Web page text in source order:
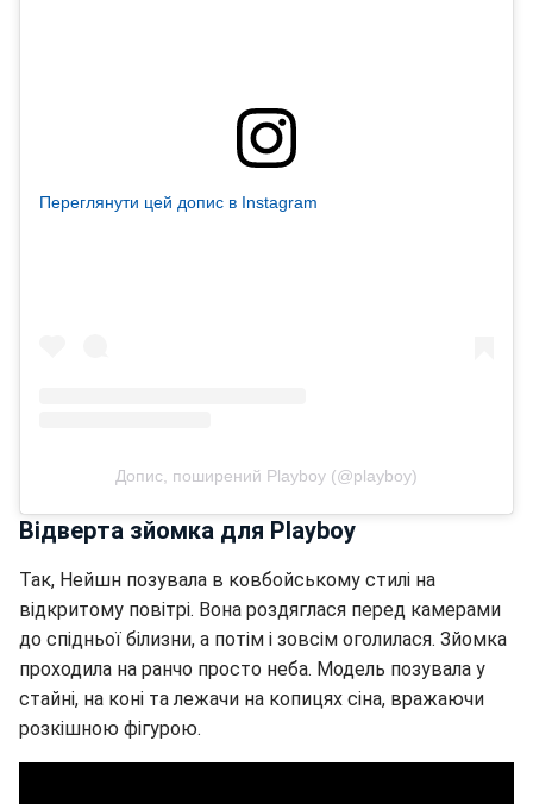
Переглянути цей допис в Instagram
Допис, поширений Playboy (@playboy)
Відверта зйомка для Playboy
Так, Нейшн позувала в ковбойському стилі на
відкритому повітрі. Вона роздяглася перед камерами
до спідньої білизни, а потім і зовсім оголилася. Зйомка
проходила на ранчо просто неба. Модель позувала у
стайні, на коні та лежачи на копицях сіна, вражаючи
розкішною фігурою.